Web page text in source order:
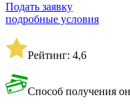
Подать заявку
подробные условия
Рейтинг: 4,6
Способ получения